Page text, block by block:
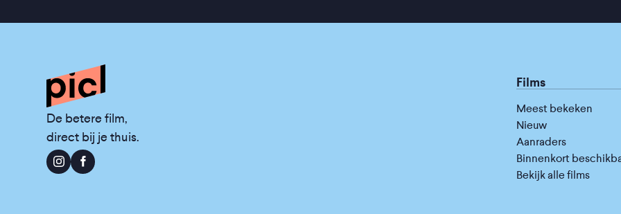
De betere film,
direct bij je thuis.
Films
Meest bekeken
Nieuw
Aanraders
Binnenkort
Bekijk alle films